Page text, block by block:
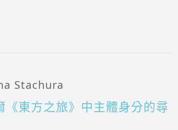
Stachura
《東方之旅》中主體身分的尋